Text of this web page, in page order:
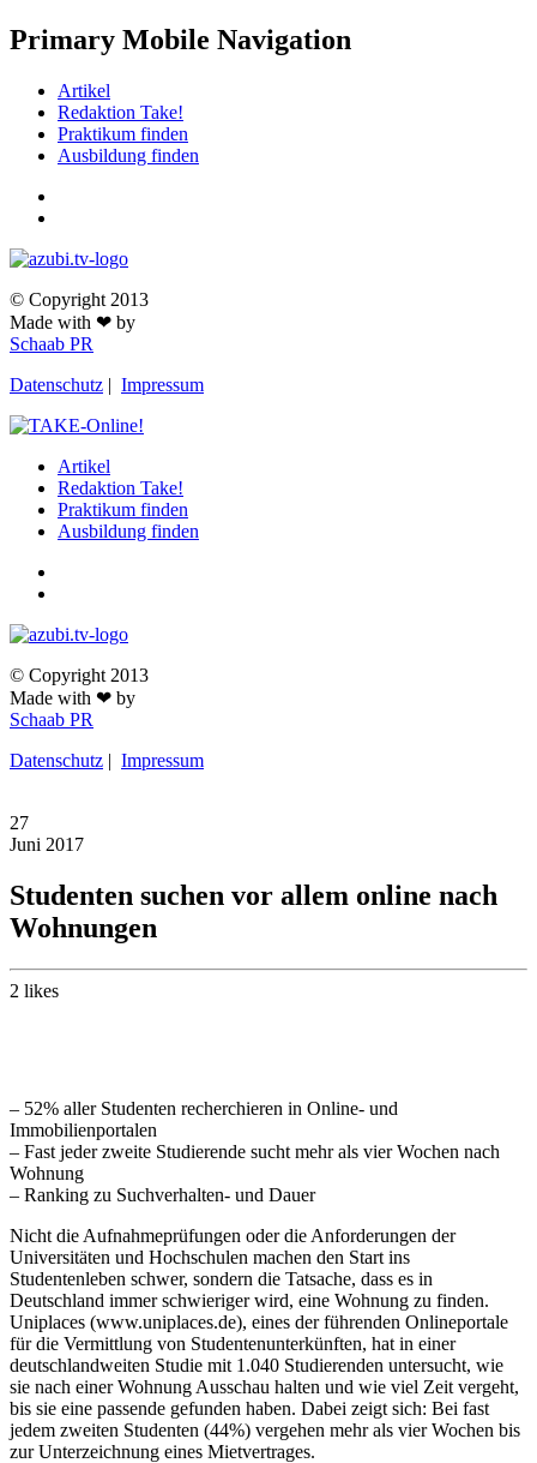
Primary Mobile Navigation
Artikel
Redaktion Take!
Praktikum finden
Ausbildung finden
© Copyright 2013
Made with ❤ by
Schaab PR
Datenschutz | Impressum
Artikel
Redaktion Take!
Praktikum finden
Ausbildung finden
© Copyright 2013
Made with ❤ by
Schaab PR
Datenschutz | Impressum
27
Juni 2017
Studenten suchen vor allem online nach
Wohnungen
2 likes
– 52% aller Studenten recherchieren in Online- und
Immobilienportalen
– Fast jeder zweite Studierende sucht mehr als vier Wochen nach
Wohnung
– Ranking zu Suchverhalten- und Dauer
Nicht die Aufnahmeprüfungen oder die Anforderungen der
Universitäten und Hochschulen machen den Start ins
Studentenleben schwer, sondern die Tatsache, dass es in
Deutschland immer schwieriger wird, eine Wohnung zu finden.
Uniplaces (www.uniplaces.de), eines der führenden Onlineportale
für die Vermittlung von Studentenunterkünften, hat in einer
deutschlandweiten Studie mit 1.040 Studierenden untersucht, wie
sie nach einer Wohnung Ausschau halten und wie viel Zeit vergeht,
bis sie eine passende gefunden haben. Dabei zeigt sich: Bei fast
jedem zweiten Studenten (44%) vergehen mehr als vier Wochen bis
zur Unterzeichnung eines Mietvertrages.